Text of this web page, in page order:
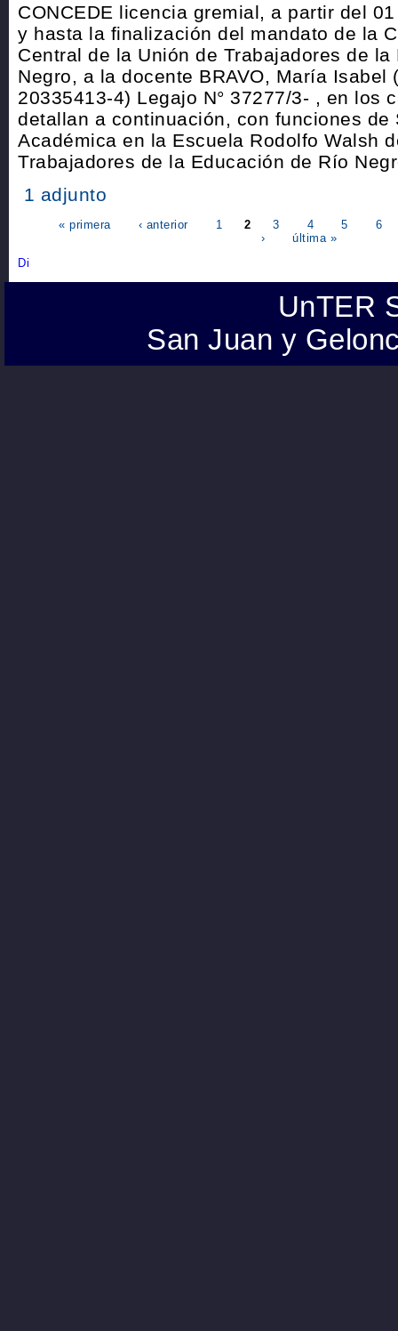
CONCEDE licencia gremial, a partir del
y hasta la finalización del mandato de la
Central de la Unión de Trabajadores de
Negro, a la docente BRAVO, María Isabel
20335413-4) Legajo N° 37277/3- , en los
detallan a continuación, con funciones de
Académica en la Escuela Rodolfo Walsh
Trabajadores de la Educación de Río
1 adjunto
« primera ‹ anterior 1 2 3 4 5
6
›
última »
UnTER
San Juan y